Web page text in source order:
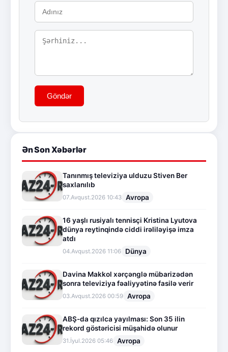
Göndər
Ən Son Xəbərlər
Tanınmış televiziya ulduzu Stiven Ber
saxlanılıb
07.Avqust.2026 10:43 Avropa
16 yaşlı rusiyalı tennisçi Kristina Lyutova
dünya reytinqində ciddi irəliləyişə imza
atdı
04.Avqust.2026 11:06 Dünya
Davina Makkol xərçənglə mübarizədən
sonra televiziya fəaliyyətinə fasilə verir
03.Avqust.2026 00:59 Avropa
ABŞ-da qızılca yayılması: Son 35 ilin
rekord göstəricisi müşahidə olunur
31.İyul.2026 05:46 Avropa